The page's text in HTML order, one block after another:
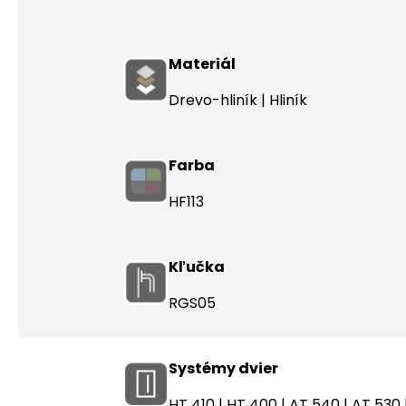
Materiál
Drevo-hliník | Hliník
Farba
HF113
Kľučka
RGS05
Systémy dvier